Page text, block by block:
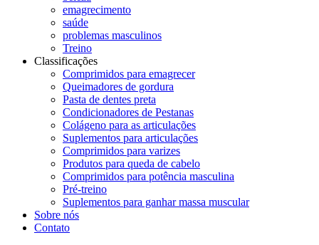
emagrecimento
saúde
problemas masculinos
Treino
Classificações
Comprimidos para emagrecer
Queimadores de gordura
Pasta de dentes preta
Condicionadores de Pestanas
Colágeno para as articulações
Suplementos para articulações
Comprimidos para varizes
Produtos para queda de cabelo
Comprimidos para potência masculina
Pré-treino
Suplementos para ganhar massa muscular
Sobre nós
Contato